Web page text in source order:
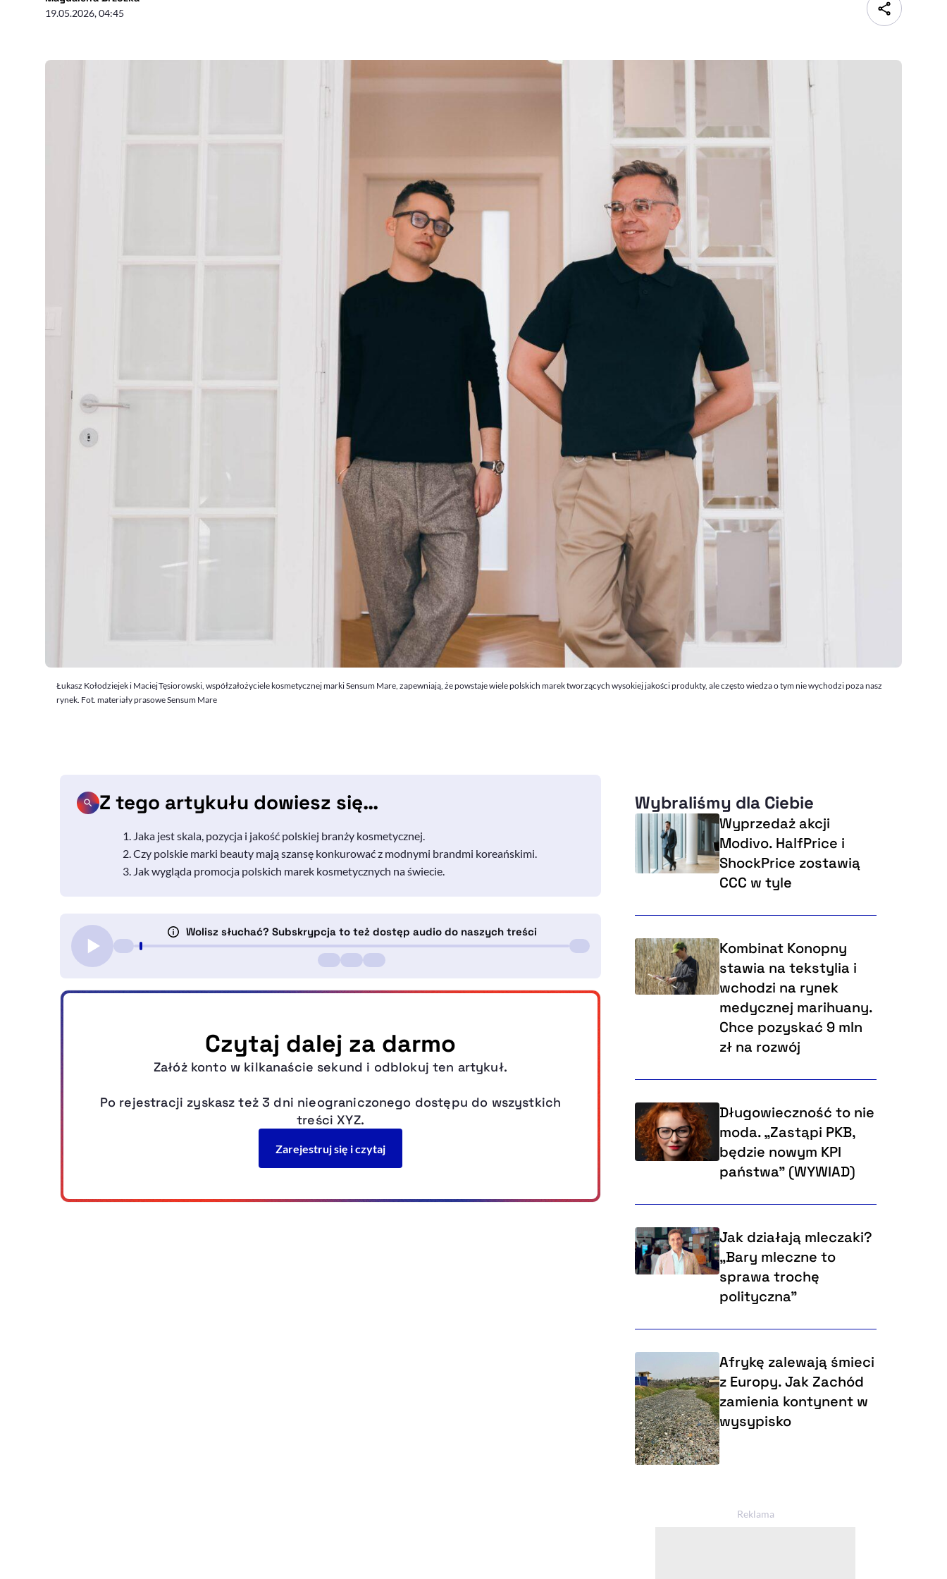
19.05.2026, 04:45
Łukasz Kołodziejek i Maciej Tęsiorowski, współzałożyciele kosmetycznej marki Sensum Mare, zapewniają, że powstaje wiele polskich marek tworzących wysokiej jakości produkty, ale często wiedza o tym nie wychodzi poza nasz
rynek. Fot. materiały prasowe Sensum Mare
Z tego artykułu dowiesz się…
Jaka jest skala, pozycja i jakość polskiej branży kosmetycznej.
Czy polskie marki beautymają szansę konkurować z modnymi brandmi koreańskimi.
Jak wygląda promocja polskich marek kosmetycznych na świecie.
Wybraliśmy dla Ciebie
Wyprzedaż akcji
Modivo. HalfPrice i
ShockPrice zostawią
CCC w tyle
Kombinat Konopny
stawia na tekstylia i
wchodzi na rynek
medycznej marihuany.
Chce pozyskać 9 mln
zł na rozwój
Długowieczność to nie
moda. „Zastąpi PKB,
będzie nowym KPI
państwa” (WYWIAD)
Jak działają mleczaki?
„Bary mleczne to
sprawa trochę
polityczna”
Afrykę zalewają śmieci
z Europy. Jak Zachód
zamienia kontynent w
wysypisko